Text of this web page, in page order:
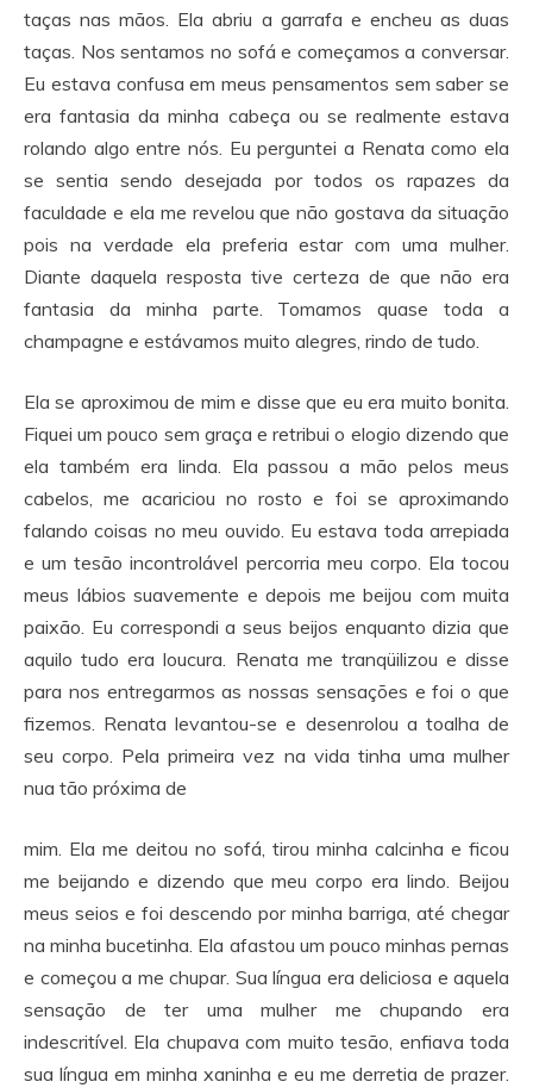
taças nas mãos. Ela abriu a garrafa e encheu as duas
taças. Nos sentamos no sofá e começamos a conversar.
Eu estava confusa em meus pensamentos sem saber se
era fantasia da minha cabeça ou se realmente estava
rolando algo entre nós. Eu perguntei a Renata como ela
se sentia sendo desejada por todos os rapazes da
faculdade e ela me revelou que não gostava da situação
pois na verdade ela preferia estar com uma mulher.
Diante daquela resposta tive certeza de que não era
fantasia da minha parte. Tomamos quase toda a
champagne e estávamos muito alegres, rindo de tudo.
Ela se aproximou de mim e disse que eu era muito bonita.
Fiquei um pouco sem graça e retribui o elogio dizendo que
ela também era linda. Ela passou a mão pelos meus
cabelos, me acariciou no rosto e foi se aproximando
falando coisas no meu ouvido. Eu estava toda arrepiada
e um tesão incontrolável percorria meu corpo. Ela tocou
meus lábios suavemente e depois me beijou com muita
paixão. Eu correspondi a seus beijos enquanto dizia que
aquilo tudo era loucura. Renata me tranqüilizou e disse
para nos entregarmos as nossas sensações e foi o que
fizemos. Renata levantou-se e desenrolou a toalha de
seu corpo. Pela primeira vez na vida tinha uma mulher
nua tão próxima de
mim. Ela me deitou no sofá, tirou minha calcinha e ficou
me beijando e dizendo que meu corpo era lindo. Beijou
meus seios e foi descendo por minha barriga, até chegar
na minha bucetinha. Ela afastou um pouco minhas pernas
e começou a me chupar. Sua língua era deliciosa e aquela
sensação de ter uma mulher me chupando era
indescritível. Ela chupava com muito tesão, enfiava toda
sua língua em minha xaninha e eu me derretia de prazer.